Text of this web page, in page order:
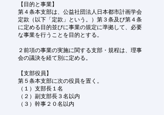
【目的と事業】
第４条本支部は、公益社団法人日本都市計画学会
定款（以下「定款」という。）第３条及び第４条
に定める目的並びに事業の規定に準拠して、必要
な事業を行うことを目的とする。
２前項の事業の実施に関する支部・規程は、理事
会の議決を経て別に定める。
【支部役員】
第５条本支部に次の役員を置く。
（１）支部長１名
（２）副支部長３名以内
（３）幹事２０名以内